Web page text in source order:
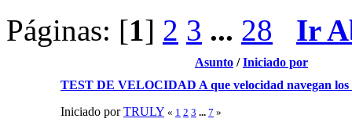
Páginas: [1] 2 3 ... 28 Ir
Asunto /Iniciado por
TEST DE VELOCIDAD A que velocidad navegan los
Iniciado porTRULY « 1 2 3 ... 7 »